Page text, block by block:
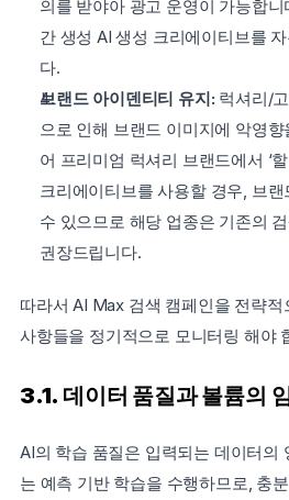
의를 받야아 광고 운영이 가능합
간 생성 AI 생성 크리에이티브를
다.
브랜드 아이덴티티 유지: 럭셔리/
으로 인해 브랜드 이미지에 악영
어 프리미엄 럭셔리 브랜드에서 ‘
크리에이티브를 사용할 경우, 브
수 있으므로 해당 업종은 기존의
권장드립니다.
따라서 AI Max 검색 캠페인을 전략
사항들을 정기적으로 모니터링 해야
3.1. 데이터 품질과 볼륨의
AI의 학습 품질은 입력되는 데이터의
는 예측 기반 학습을 수행하므로, 충